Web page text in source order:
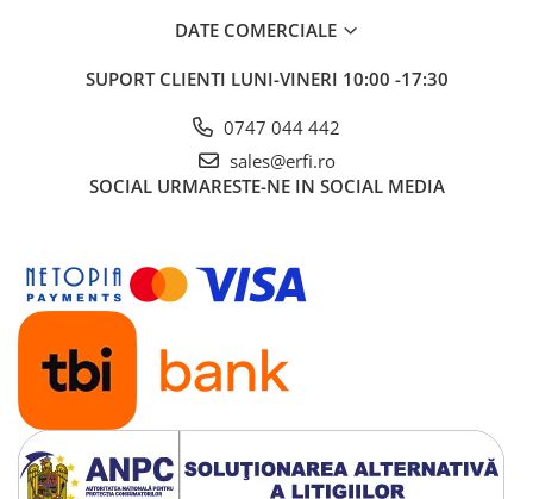
DATE COMERCIALE
SUPORT CLIENTI LUNI-VINERI 10:00 -17:30
0747 044 442
sales@erfi.ro
SOCIAL URMARESTE-NE IN SOCIAL MEDIA